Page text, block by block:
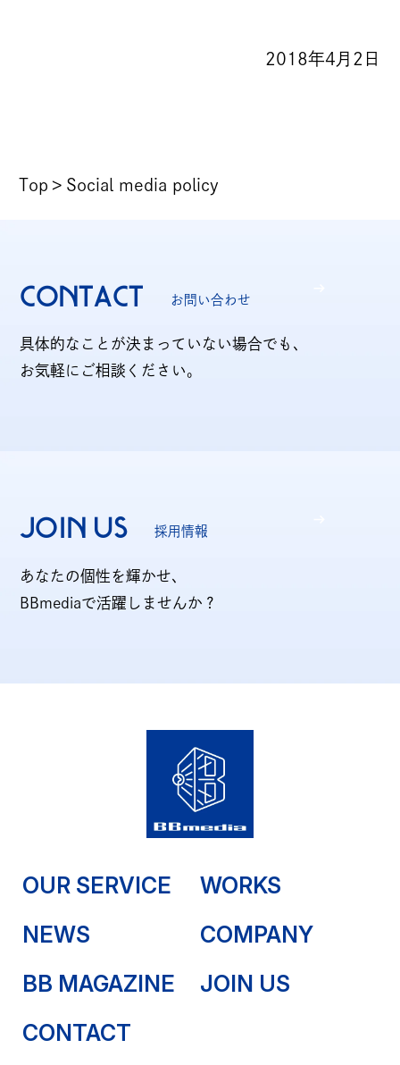
2018年4月2日
Top Social media policy
CONTACT お問い合わせ
具体的なことが決まっていない場合でも、
お気軽にご相談ください。
JOIN US 採用情報
あなたの個性を輝かせ、
BBmediaで活躍しませんか？
OUR SERVICE
WORKS
NEWS
COMPANY
BB MAGAZINE
JOIN US
CONTACT